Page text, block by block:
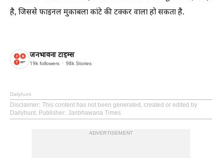
है, जिससे फाइनल मुकाबला कांटे की टक्कर वाला हो सकता है.
जनभावना टाइम्स
19k followers 98k Stories
Dailyhunt
Disclaimer: This content has not been generated, created or edited by
Dailyhunt. Publisher: Janbhawana Times
ADVERTISEMENT